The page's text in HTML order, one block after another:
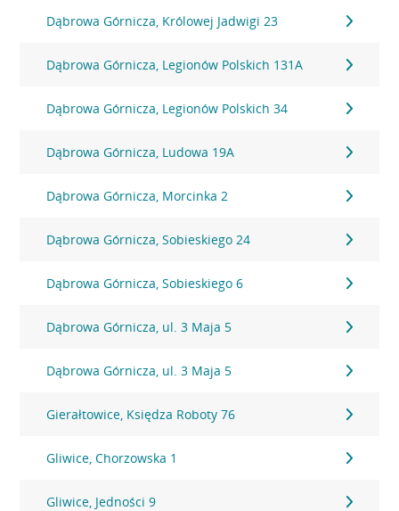
Dąbrowa Górnicza, Królowej Jadwigi 23
Dąbrowa Górnicza, Legionów Polskich 131A
Dąbrowa Górnicza, Legionów Polskich 34
Dąbrowa Górnicza, Ludowa 19A
Dąbrowa Górnicza, Morcinka 2
Dąbrowa Górnicza, Sobieskiego 24
Dąbrowa Górnicza, Sobieskiego 6
Dąbrowa Górnicza, ul. 3 Maja 5
Dąbrowa Górnicza, ul. 3 Maja 5
Gierałtowice, Księdza Roboty 76
Gliwice, Chorzowska 1
Gliwice, Jedności 9